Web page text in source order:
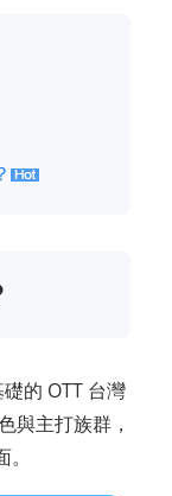
的 OTT 台灣
與主打族群，